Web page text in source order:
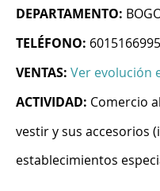
DEPARTAMENTO:
TELÉFONO: 6015166995
VENTAS: Ver evolución
ACTIVIDAD: Comercio
vestir y sus accesorios
establecimientos